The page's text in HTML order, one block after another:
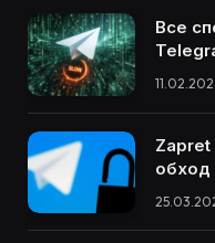
Все
Zapret
обход